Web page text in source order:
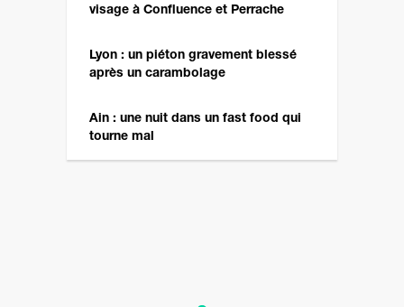
visage à Confluence et Perrache
Lyon : un piéton gravement blessé
après un carambolage
Ain : une nuit dans un fast food qui
tourne mal